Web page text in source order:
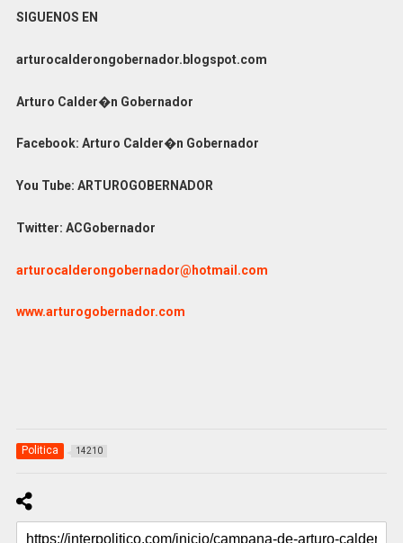
SIGUENOS EN
arturocalderongobernador.blogspot.com
Arturo Calder�n Gobernador
Facebook: Arturo Calder�n Gobernador
You Tube: ARTUROGOBERNADOR
Twitter: ACGobernador
arturocalderongobernador@hotmail.com
www.arturogobernador.com
Politica 14210